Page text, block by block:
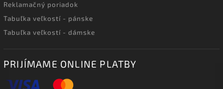
Reklamačný poriadok
Tabuľka veľkostí - pánske
Tabuľka veľkostí - dámske
PRIJÍMAME ONLINE PLATBY